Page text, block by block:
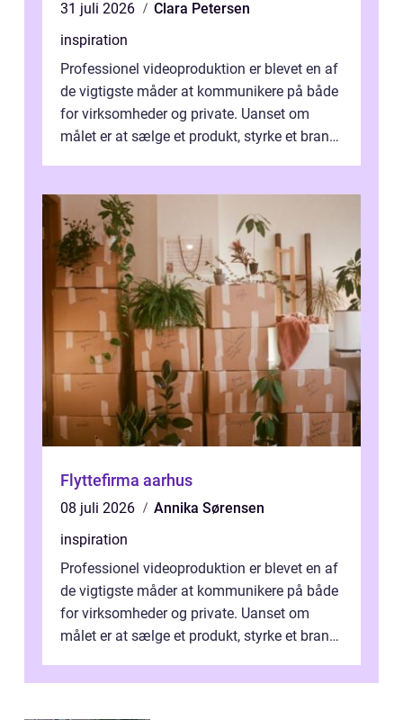
31 juli 2026
Clara Petersen
inspiration
Professionel videoproduktion er blevet en af
de vigtigste måder at kommunikere på både
for virksomheder og private. Uanset om
målet er at sælge et produkt, styrke et brand,
Flyttefirma aarhus
08 juli 2026
Annika Sørensen
inspiration
Professionel videoproduktion er blevet en af
de vigtigste måder at kommunikere på både
for virksomheder og private. Uanset om
målet er at sælge et produkt, styrke et brand,